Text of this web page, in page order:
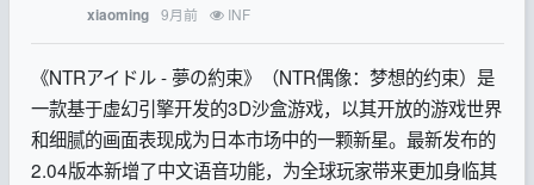
xiaoming 9月前 INF
《NTRアイドル - 夢の約束》（NTR偶像：梦想的约束）是
一款基于虚幻引擎开发的3D沙盒游戏，以其开放的游戏世界
和细腻的画面表现成为日本市场中的一颗新星。最新发布的
2.04版本新增了中文语音功能，为全球玩家带来更加身临其